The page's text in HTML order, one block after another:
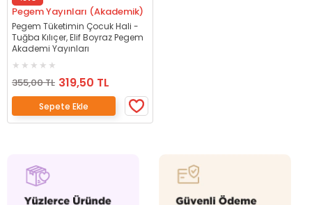
Pegem Yayınları (Akademik)
Pegem Tüketimin Çocuk Hali -
Tuğba Kılıçer, Elif Boyraz Pegem
Akademi Yayınları
355,00 TL 319,50 TL
Sepete Ekle